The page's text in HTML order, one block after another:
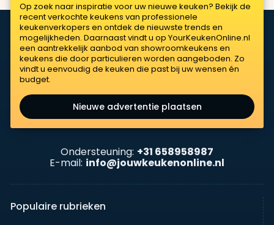
Op zoek naar inspiratie voor uw nieuwe keuken? Bekijk de
recent verkochte keukens van professionele
keukenverkopers en ontdek de nieuwste trends en
mogelijkheden. Daarnaast vindt u op YourKeukenOnline.nl
een aantrekkelijk aanbod van showroomkeukens en
keukens die door particulieren worden aangeboden. Zo
vindt u eenvoudig de keuken die past bij uw wensen én
budget.
Nieuwe advertentie plaatsen
Ondersteuning: +31 658958987
E-mail: info@jouwkeukenonline.nl
Populaire rubrieken